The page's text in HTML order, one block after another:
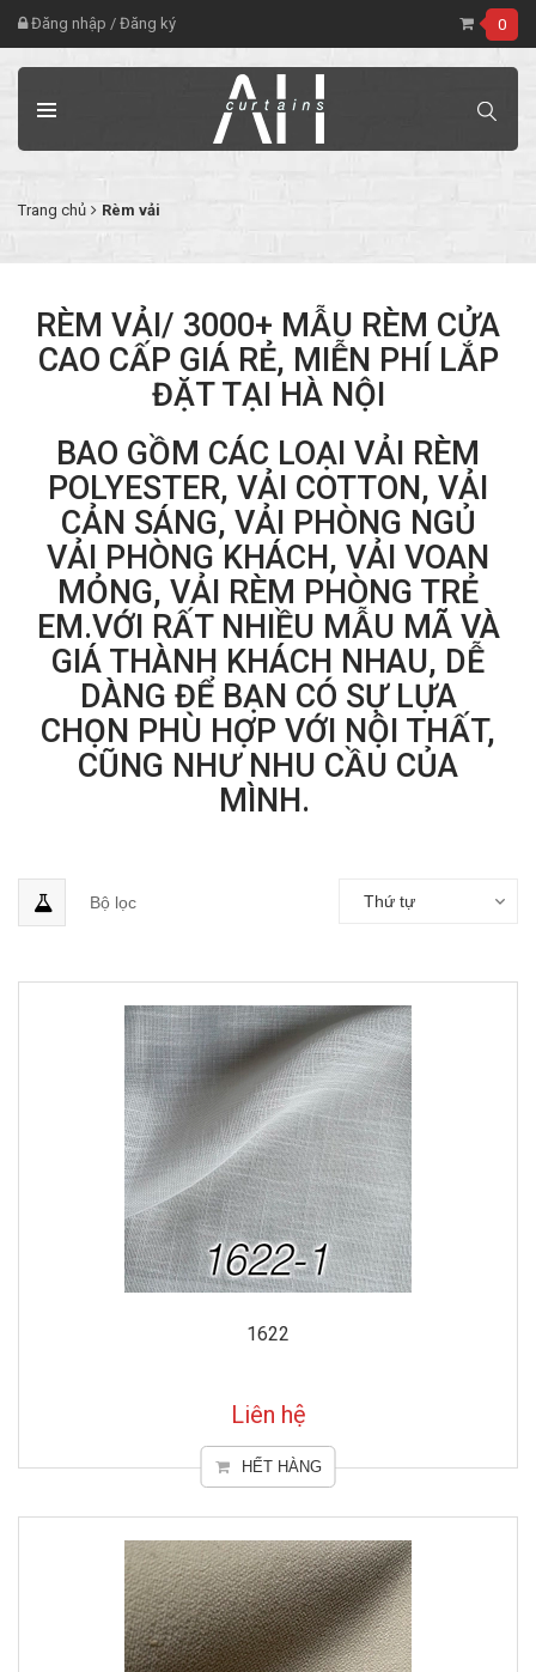
Đăng nhập / Đăng ký 0
Trang chủ Rèm vải
RÈM VẢI/ 3000+ MẪU RÈM CỬA
CAO CẤP GIÁ RẺ, MIỄN PHÍ LẮP
ĐẶT TẠI HÀ NỘI
BAO GỒM CÁC LOẠI VẢI RÈM
POLYESTER, VẢI COTTON, VẢI
CẢN SÁNG, VẢI PHÒNG NGỦ
VẢI PHÒNG KHÁCH, VẢI VOAN
MỎNG, VẢI RÈM PHÒNG TRẺ
EM.VỚI RẤT NHIỀU MẪU MÃ VÀ
GIÁ THÀNH KHÁCH NHAU, DỄ
DÀNG ĐỂ BẠN CÓ SỰ LỰA
CHỌN PHÙ HỢP VỚI NỘI THẤT,
CŨNG NHƯ NHU CẦU CỦA
MÌNH.
Bộ lọc Thứ tự
1622
Liên hệ
HẾT HÀNG